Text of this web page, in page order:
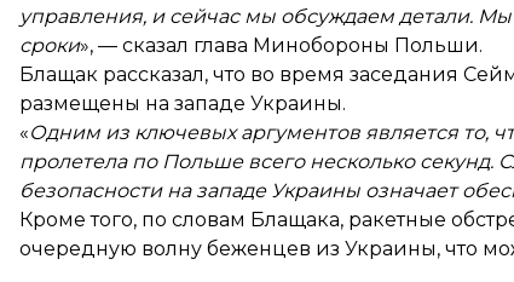
управления, и сейчас мы обсуждаем детали.
сроки», — сказал глава Минобороны Польши.
Блащак рассказал, что во время заседания
размещены на западе Украины.
«Одним из ключевых аргументов является то,
пролетела по Польше всего несколько секунд.
безопасности на западе Украины означает
Кроме того, по словам Блащака, ракетные
очередную волну беженцев из Украины, что